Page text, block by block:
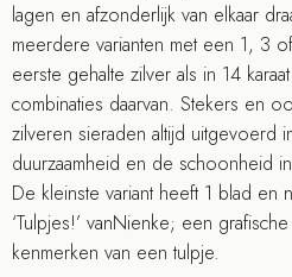
lagen en afzonderlijk van elkaar
meerdere varianten met een 1, 3
eerste gehalte zilver als in 14
combinaties daarvan. Stekers en
zilveren sieraden altijd uitgevoerd
duurzaamheid en de schoonheid
De kleinste variant heeft 1 blad
‘Tulpjes!’ vanNienke; een
kenmerken van een tulpje.